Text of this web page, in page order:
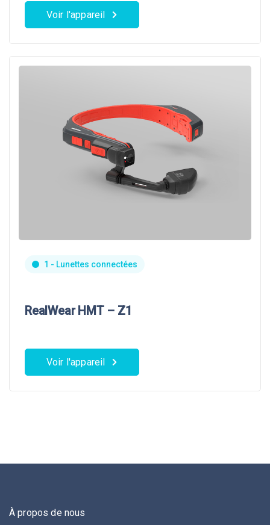
Voir l'appareil
1 - Lunettes connectées
RealWear HMT – Z1
Voir l'appareil
À propos de nous